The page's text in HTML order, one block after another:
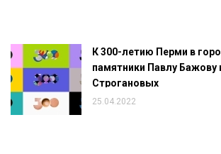
К 300-летию Перми в
памятники Павлу Бажову
Строгановых
25.04.2022